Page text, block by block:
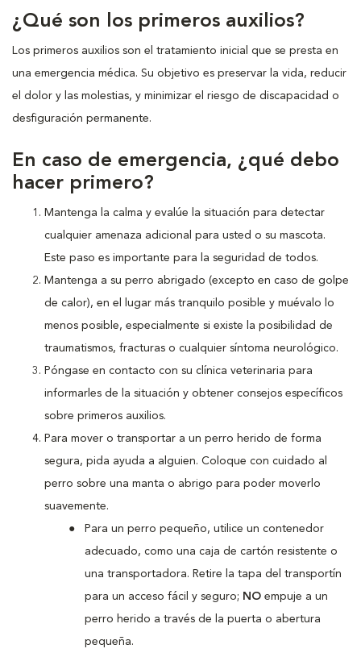
¿Qué son los primeros auxilios?
Los primeros auxilios son el tratamiento inicial que se presta en
una emergencia médica. Su objetivo es preservar la vida, reducir
el dolor y las molestias, y minimizar el riesgo de discapacidad o
desfiguración permanente.
En caso de emergencia, ¿qué debo
hacer primero?
Mantenga la calma y evalúe la situación para detectar
cualquier amenaza adicional para usted o su mascota.
Este paso es importante para la seguridad de todos.
Mantenga a su perro abrigado (excepto en caso de golpe
de calor), en el lugar más tranquilo posible y muévalo lo
menos posible, especialmente si existe la posibilidad de
traumatismos, fracturas o cualquier síntoma neurológico.
Póngase en contacto con su clínica veterinaria para
informarles de la situación y obtener consejos específicos
sobre primeros auxilios.
Para mover o transportar a un perro herido de forma
segura, pida ayuda a alguien. Coloque con cuidado al
perro sobre una manta o abrigo para poder moverlo
suavemente.
Para un perro pequeño, utilice un contenedor
adecuado, como una caja de cartón resistente o
una transportadora. Retire la tapa del transportín
para un acceso fácil y seguro; NO empuje a un
perro herido a través de la puerta o abertura
pequeña.